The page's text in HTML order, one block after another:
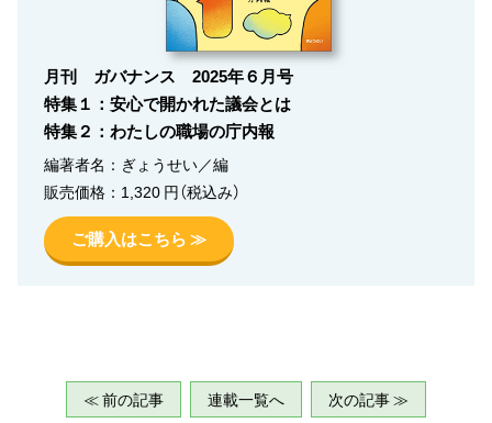
月刊 ガバナンス 2025年６月号
特集１：安心で開かれた議会とは
特集２：わたしの職場の庁内報
編著者名：ぎょうせい／編
販売価格：1,320 円（税込み）
ご購入はこちら ≫
≪ 前の記事 連載一覧へ 次の記事 ≫